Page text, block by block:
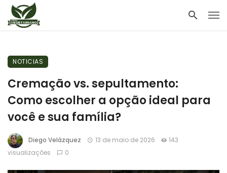
NOTICIAS
Cremação vs. sepultamento:
Como escolher a opção ideal para
você e sua família?
Diego Velázquez 13 de maio de 2026
143
visualizações
0